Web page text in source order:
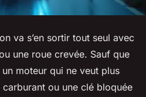
va s’en sortir tout seul avec
une roue crevée. Sauf que
moteur qui ne veut plus
ou une clé bloquée